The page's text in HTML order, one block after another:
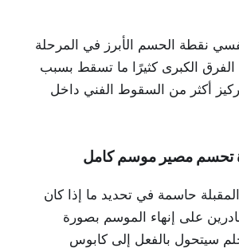
نقطة الحسم الأبرز في المرحلة
الفرق الكبرى كثيرًا ما تسقط بسبب
أكثر من السقوط الفني داخل
تحسم مصير موسم كامل
حاسمة في تحديد ما إذا كان
على إنهاء الموسم بصورة
سيتحول بالفعل إلى كابوس